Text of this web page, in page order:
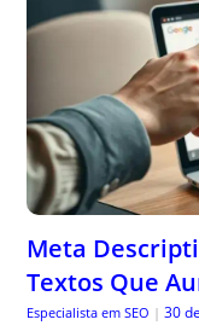
Meta
Textos Que
Especialista em SEO | 30